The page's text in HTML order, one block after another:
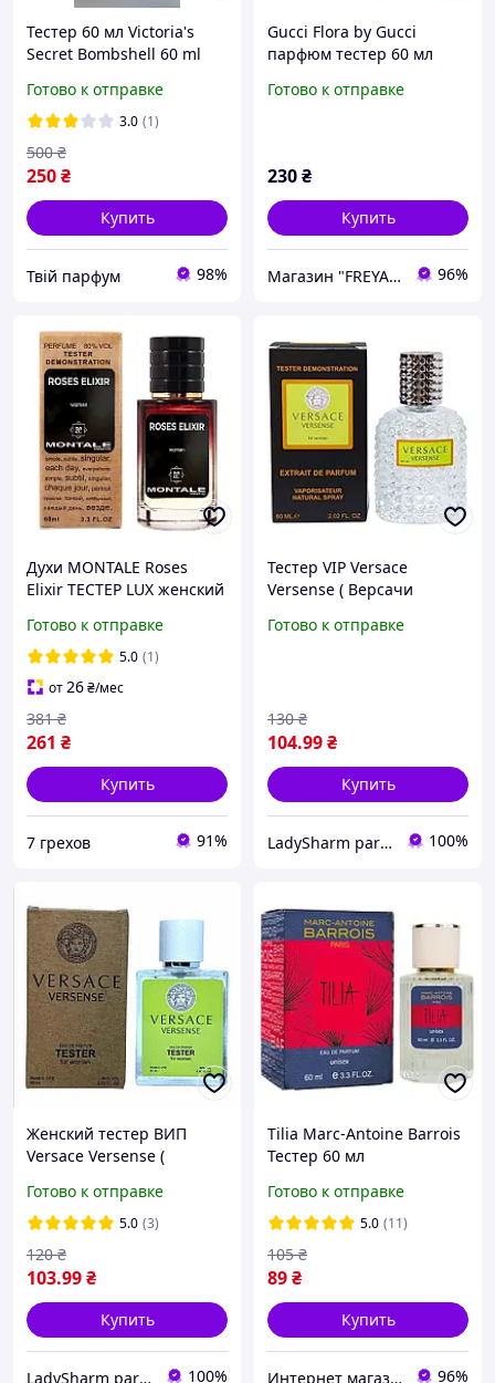
Тестер 60 мл Victoria's
Secret Bombshell 60 ml
Виктория Викториа
Сикрет Бомбшелл
Женские духи
Готово к отправке
3.0 (1)
250₴
500 ₴
Купить
Твій парфум 98%
Gucci Flora by Gucci
парфюм тестер 60 мл
Готово к отправке
230₴
Купить
Магазин "FREYAmarket" 96%
Духи MONTALE Roses
Elixir ТЕСТЕР LUX женский
Готово к отправке
5.0 (1)
от26₴/мес
261 ₴
381 ₴
Купить
7 грехов 91%
Тестер VIP Versace
Versense ( Версачи
Готово к отправке
104.99₴
130 ₴
Купить
LadySharm parfum-opt 100%
Женский тестер ВИП
Versace Versense (
Готово к отправке
5.0 (3)
103.99₴
120 ₴
Купить
LadySharm parfum-opt 100%
Tilia Marc-Antoine Barrois
Тестер 60 мл
Готово к отправке
5.0 (11)
89₴
105 ₴
Купить
Интернет магазин "Aroma Glamour" 96%